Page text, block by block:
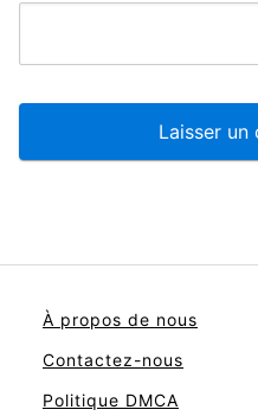
À propos de nous
Contactez-nous
Politique DMCA